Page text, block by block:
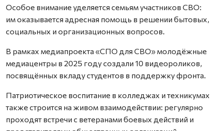
Особое внимание уделяется семьям участников СВО:
им оказывается адресная помощь в решении бытовых,
социальных и организационных вопросов.
В рамках медиапроекта «СПО для СВО» молодёжные
медиацентры в 2025 году создали 10 видеороликов,
посвящённых вкладу студентов в поддержку фронта.
Патриотическое воспитание в колледжах и техникумах
также строится на живом взаимодействии: регулярно
проходят встречи с ветеранами боевых действий и